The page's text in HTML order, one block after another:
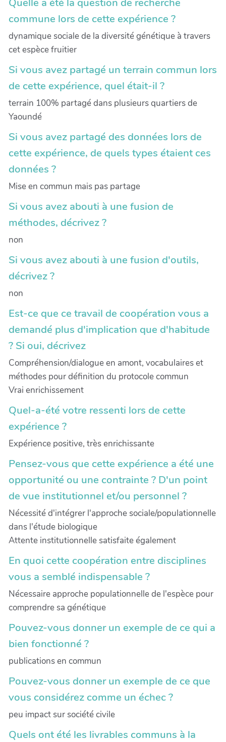
commune lors de cette expérience ?
dynamique sociale de la diversité génétique à travers
cet espèce fruitier
Si vous avez partagé un terrain commun lors
de cette expérience, quel était-il ?
terrain 100% partagé dans plusieurs quartiers de
Yaoundé
Si vous avez partagé des données lors de
cette expérience, de quels types étaient ces
données ?
Mise en commun mais pas partage
Si vous avez abouti à une fusion de
méthodes, décrivez ?
non
Si vous avez abouti à une fusion d'outils,
décrivez ?
non
Est-ce que ce travail de coopération vous a
demandé plus d'implication que d'habitude
? Si oui, décrivez
Compréhension/dialogue en amont, vocabulaires et
méthodes pour définition du protocole commun
Vrai enrichissement
Quel-a-été votre ressenti lors de cette
expérience ?
Expérience positive, très enrichissante
Pensez-vous que cette expérience a été une
opportunité ou une contrainte ? D'un point
de vue institutionnel et/ou personnel ?
Nécessité d'intégrer l'approche sociale/populationnelle
dans l'étude biologique
Attente institutionnelle satisfaite également
En quoi cette coopération entre disciplines
vous a semblé indispensable ?
Nécessaire approche populationnelle de l'espèce pour
comprendre sa génétique
Pouvez-vous donner un exemple de ce qui a
bien fonctionné ?
publications en commun
Pouvez-vous donner un exemple de ce que
vous considérez comme un échec ?
peu impact sur société civile
Quels ont été les livrables communs à la